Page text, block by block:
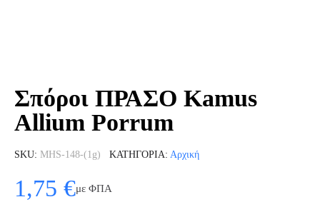
Σπόροι ΠΡΑΣΟ Kamus
Allium Porrum
SKU MHS-148-(1g) ΚΑΤΗΓΟΡΊΑ Αρχική
1,75 €με ΦΠΑ